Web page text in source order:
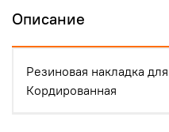
Описание
Резиновая накладка
Кордированная